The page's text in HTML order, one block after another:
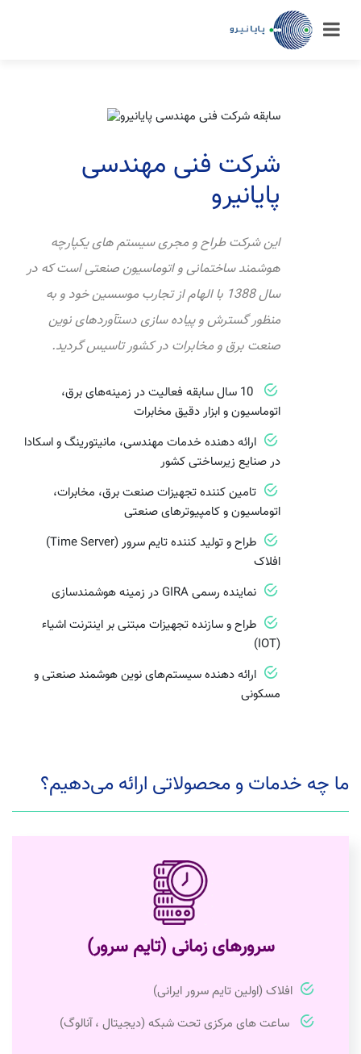
شرکت فنی مهندسی
پایانیرو
این شرکت طراح و مجری سیستم های یکپارچه
هوشمند ساختمانی و اتوماسیون صنعتی است که در
سال 1388 با الهام از تجارب موسسین خود و به
منظور گسترش و پیاده سازی دستآوردهای نوین
صنعت برق و مخابرات در کشور تاسیس گردید.
10 سال سابقه فعالیت در زمینه‌های برق،
اتوماسیون و ابزار دقیق مخابرات
ارائه دهنده خدمات مهندسی، مانیتورینگ و اسکادا
در صنایع زیرساختی کشور
تامین کننده تجهیزات صنعت برق، مخابرات،
اتوماسیون و کامپیوترهای صنعتی
طراح و تولید کننده تایم سرور (Time Server)
افلاک
نماینده رسمی GIRA در زمینه هوشمندسازی
طراح و سازنده تجهیزات مبتنی بر اینترنت اشیاء
(IOT)
ارائه دهنده سیستم‌های نوین هوشمند صنعتی و
مسکونی
ما چه خدمات و محصولاتی ارائه می‌دهیم؟
سرورهای زمانی (تایم سرور)
افلاک (اولین تایم سرور ایرانی)
ساعت های مرکزی تحت شبکه (دیجیتال ، آنالوگ)